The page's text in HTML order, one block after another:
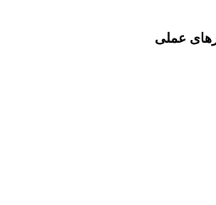
عملی